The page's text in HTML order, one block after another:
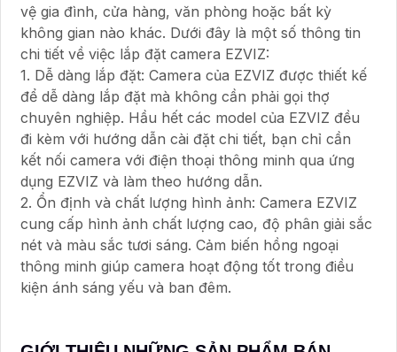
vệ gia đình, cửa hàng, văn phòng hoặc bất kỳ
không gian nào khác. Dưới đây là một số thông tin
chi tiết về việc lắp đặt camera EZVIZ:
1. Dễ dàng lắp đặt: Camera của EZVIZ được thiết kế
để dễ dàng lắp đặt mà không cần phải gọi thợ
chuyên nghiệp. Hầu hết các model của EZVIZ đều
đi kèm với hướng dẫn cài đặt chi tiết, bạn chỉ cần
kết nối camera với điện thoại thông minh qua ứng
dụng EZVIZ và làm theo hướng dẫn.
2. Ổn định và chất lượng hình ảnh: Camera EZVIZ
cung cấp hình ảnh chất lượng cao, độ phân giải sắc
nét và màu sắc tươi sáng. Cảm biến hồng ngoại
thông minh giúp camera hoạt động tốt trong điều
kiện ánh sáng yếu và ban đêm.